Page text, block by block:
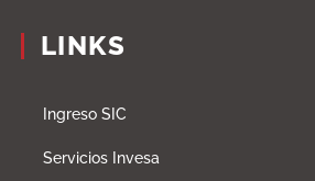
LINKS
Ingreso SIC
Servicios Invesa